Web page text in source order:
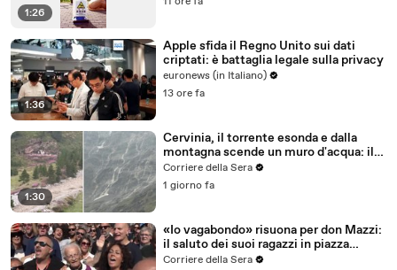
1:26
1:36
Apple sfida il Regno Unito sui dati
criptati: è battaglia legale sulla privacy
euronews (in Italiano)
13 ore fa
1:30
Cervinia, il torrente esonda e dalla
montagna scende un muro d'acqua: il
video del nubifragio
Corriere della Sera
1 giorno fa
«Io vagabondo» risuona per don Mazzi:
il saluto dei suoi ragazzi in piazza
Sant'Ambrogio
Corriere della Sera